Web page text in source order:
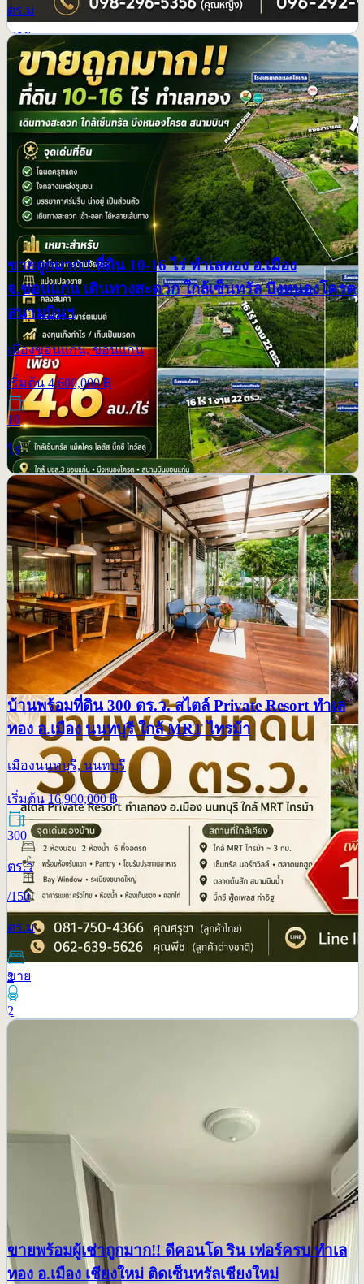
ขาย
ตร.ม
ขาย
ขายถูกมาก!! ที่ดิน 10-16 ไร่ ทำเลทอง อ.เมือง
จ.ขอนแก่น เดินทางสะดวก ใกล้เซ็นทรัล บึงหนองโครต
สนามบินฯ
เมืองขอนแก่น, ขอนแก่น
เริ่มต้น 4,600,000 ฿
10
ไร่
ขาย
บ้านพร้อมที่ดิน 300 ตร.ว. สไตล์ Private Resort ทำเล
ทอง อ.เมือง นนทบุรี ใกล้ MRT ไทรม้า
เมืองนนทบุรี, นนทบุรี
เริ่มต้น 16,900,000 ฿
300
ตร.ว
/150
ตร.ม
2
2
ขายพร้อมผู้เช่าถูกมาก!! ดีคอนโด ริน เฟอร์ครบ ทำเล
ทอง อ.เมือง เชียงใหม่ ติดเซ็นทรัลเชียงใหม่